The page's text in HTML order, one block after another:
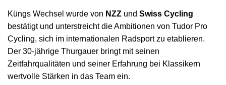
Küngs Wechsel wurde von NZZ und Swiss Cycling
bestätigt und unterstreicht die Ambitionen von Tudor Pro
Cycling, sich im internationalen Radsport zu etablieren.
Der 30-jährige Thurgauer bringt mit seinen
Zeitfahrqualitäten und seiner Erfahrung bei Klassikern
wertvolle Stärken in das Team ein.